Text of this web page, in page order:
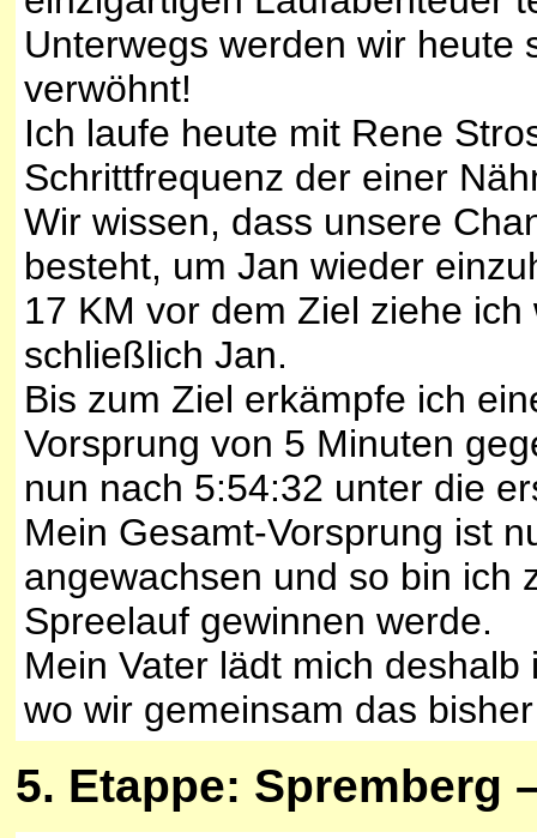
Unterwegs werden wir heute
verwöhnt!
Ich laufe heute mit Rene
Schrittfrequenz der einer
Wir wissen, dass unsere
besteht, um Jan wieder
17 KM vor dem Ziel ziehe
schließlich Jan.
Bis zum Ziel erkämpfe ich
Vorsprung von 5 Minuten
nun nach 5:54:32 unter die
Mein Gesamt-Vorsprung ist
angewachsen und so bin
Spreelauf gewinnen werde.
Mein Vater lädt mich
wo wir gemeinsam das
5. Etappe: Spremberg